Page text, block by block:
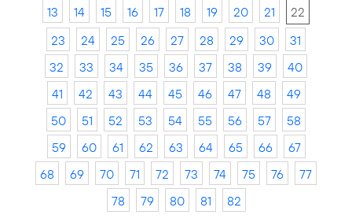
13
14 15 16 17 18 19 20 21
22
23
24 25 26 27 28 29 30
31
32
33 34 35 36 37 38 39
40
41
42 43 44 45 46 47 48
49
50
51 52 53 54 55 56 57
58
59
60 61 62 63 64 65 66
67
68
69 70 71 72 73 74 75 76
77
78
79 80 81 82